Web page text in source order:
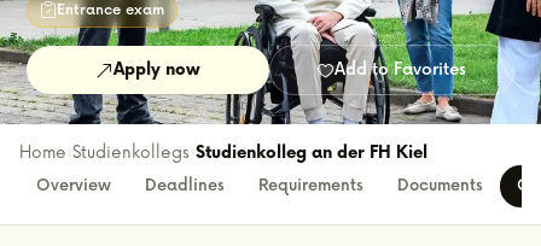
Entrance exam
Apply now Add to Favorites
Home›Studienkollegs›Studienkolleg an der FH Kiel
Overview
Deadlines Requirements Documents